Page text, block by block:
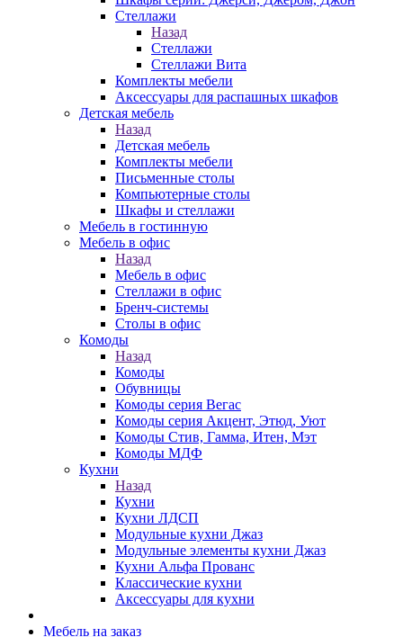
Стеллажи
Назад
Стеллажи
Стеллажи Вита
Комплекты мебели
Аксессуары для распашных шкафов
Детская мебель
Назад
Детская мебель
Комплекты мебели
Письменные столы
Компьютерные столы
Шкафы и стеллажи
Мебель в гостинную
Мебель в офис
Назад
Мебель в офис
Стеллажи в офис
Бренч-системы
Столы в офис
Комоды
Назад
Комоды
Обувницы
Комоды серия Вегас
Комоды серия Акцент, Этюд, Уют
Комоды Стив, Гамма, Итен, Мэт
Комоды МДФ
Кухни
Назад
Кухни
Кухни ЛДСП
Модульные кухни Джаз
Модульные элементы кухни Джаз
Кухни Альфа Прованс
Классические кухни
Аксессуары для кухни
Мебель на заказ